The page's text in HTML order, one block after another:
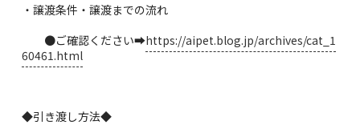
・譲渡条件・譲渡までの流れ
●ご確認ください➡https://aipet.blog.jp/archives/cat_1
60461.html
◆引き渡し方法◆